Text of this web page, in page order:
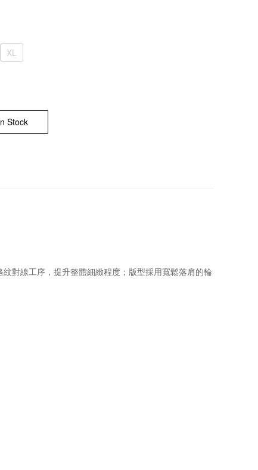
XL
Stock
對線工序，提升整體細緻程度；版型採用寬鬆落肩的輪